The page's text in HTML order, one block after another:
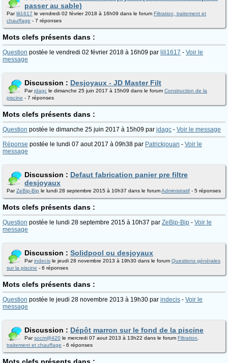
passer au sable)
Parlili1617 le vendredi 02 février 2018 à 16h09 dans le forum Filtration, traitement et
chauffage - 7 réponses
Mots clefs présents dans :
Question postée le vendredi 02 février 2018 à 16h09 par lili1617 - Voir le
message
Discussion : Desjoyaux - JD Master Filt
Parjdagc le dimanche 25 juin 2017 à 15h09 dans le forum Construction de la
piscine - 7 réponses
Mots clefs présents dans :
Question postée le dimanche 25 juin 2017 à 15h09 par jdagc - Voir le message
Réponse postée le lundi 07 aout 2017 à 09h38 par Patrickjouan - Voir le
message
Discussion : Defaut fabrication panier pre filtre
desjoyaux
ParZeBip-Bip le lundi 28 septembre 2015 à 10h37 dans le forumAdministratif - 5 réponses
Mots clefs présents dans :
Question postée le lundi 28 septembre 2015 à 10h37 par ZeBip-Bip - Voir le
message
Discussion : Solidpool ou desjoyaux
Parindecis le jeudi 28 novembre 2013 à 19h30 dans le forum Questions générales
sur la piscine - 6 réponses
Mots clefs présents dans :
Question postée le jeudi 28 novembre 2013 à 19h30 par indecis - Voir le
message
Discussion : Dépôt marron sur le fond de la piscine
Parsocm@420 le mercredi 07 aout 2013 à 13h22 dans le forum Filtration,
traitement et chauffage - 6 réponses